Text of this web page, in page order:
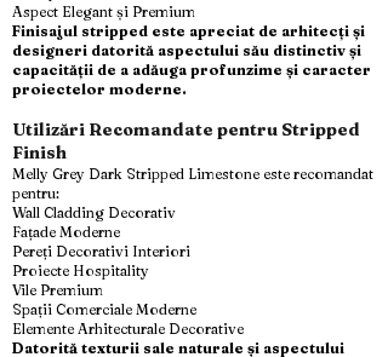
Aspect Elegant și Premium
Finisajul stripped este apreciat de arhitecți și
designeri datorită aspectului său distinctiv și
capacității de a adăuga profunzime și caracter
proiectelor moderne.
Utilizări Recomandate pentru Stripped
Finish
Melly Grey Dark Stripped Limestone este recomandat
pentru:
Wall Cladding Decorativ
Fațade Moderne
Pereți Decorativi Interiori
Proiecte Hospitality
Vile Premium
Spații Comerciale Moderne
Elemente Arhitecturale Decorative
Datorită texturii sale naturale și aspectului